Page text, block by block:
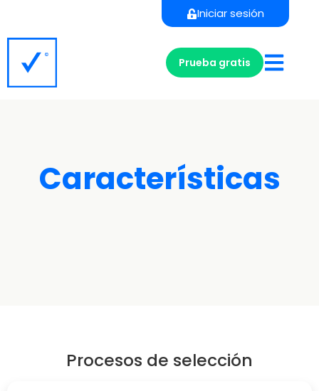
Iniciar sesión
Prueba gratis
Características
Procesos de selección